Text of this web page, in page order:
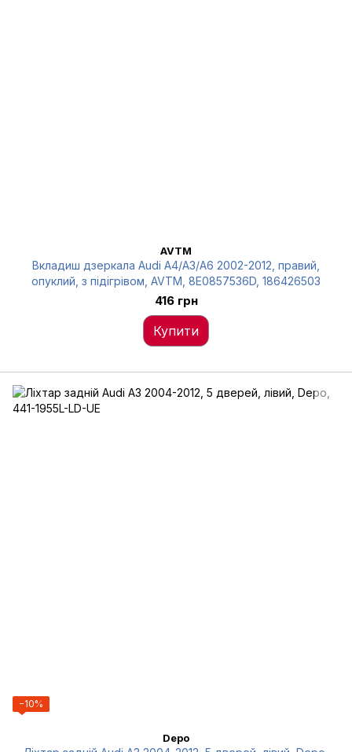
AVTM
Вкладиш дзеркала Audi A4/A3/A6 2002-2012, правий,
опуклий, з підігрівом, AVTM, 8E0857536D, 186426503
416 грн
Купити
−10%
Depo